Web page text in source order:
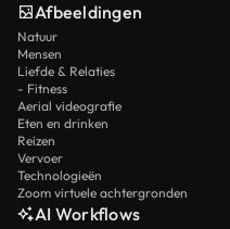
Afbeeldingen
Natuur
Mensen
Liefde & Relaties
- Fitness
Aerial videografie
Eten en drinken
Reizen
Vervoer
Technologieën
Zoom virtuele achtergronden
AI Workflows